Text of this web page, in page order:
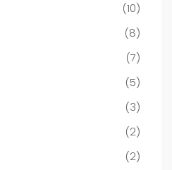
(10)
(8)
(7)
(5)
(3)
(2)
(2)